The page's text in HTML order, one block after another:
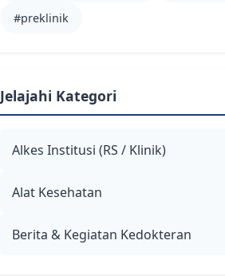
#preklinik
Jelajahi Kategori
Alkes Institusi (RS / Klinik)
Alat Kesehatan
Berita & Kegiatan Kedokteran